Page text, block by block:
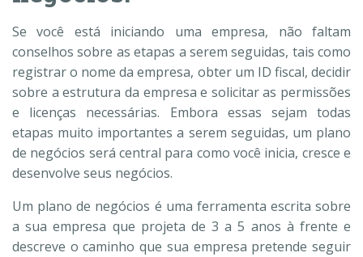
Se você está iniciando uma empresa, não faltam
conselhos sobre as etapas a serem seguidas, tais como
registrar o nome da empresa, obter um ID fiscal, decidir
sobre a estrutura da empresa e solicitar as permissões
e licenças necessárias. Embora essas sejam todas
etapas muito importantes a serem seguidas, um plano
de negócios será central para como você inicia, cresce e
desenvolve seus negócios.
Um plano de negócios é uma ferramenta escrita sobre
a sua empresa que projeta de 3 a 5 anos à frente e
descreve o caminho que sua empresa pretende seguir